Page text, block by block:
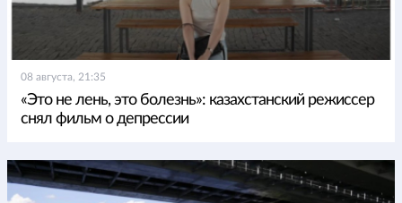
08 августа, 21:35
«Это не лень, это болезнь»: казахстанский режиссер
снял фильм о депрессии